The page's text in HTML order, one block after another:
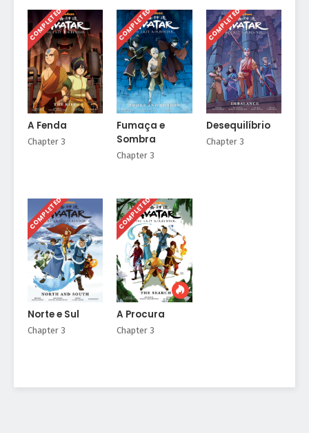
COMPLETED
A Fenda
Chapter 3
COMPLETED
Fumaça e
Sombra
Chapter 3
COMPLETED
Desequilíbrio
Chapter 3
COMPLETED
Norte e Sul
Chapter 3
COMPLETED
A Procura
Chapter 3